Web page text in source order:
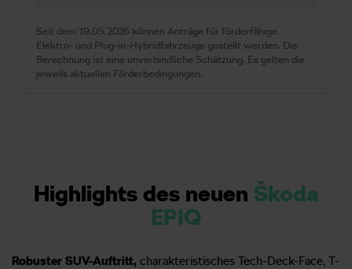
Seit dem 19.05.2026 können Anträge für förderfähige
Elektro- und Plug-in-Hybridfahrzeuge gestellt werden. Die
Berechnung ist eine unverbindliche Schätzung. Es gelten die
jeweils aktuellen Förderbedingungen.
Highlights des neuen Škoda
EPIQ
Robuster SUV-Auftritt, charakteristisches Tech-Deck-Face, T-